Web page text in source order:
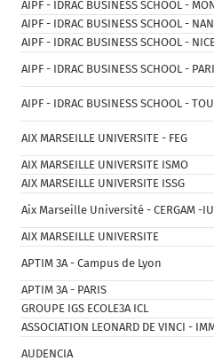
AIPF - IDRAC BUSINESS SCHOOL -
AIPF - IDRAC BUSINESS SCHOOL -
AIPF - IDRAC BUSINESS SCHOOL -
AIPF - IDRAC BUSINESS SCHOOL -
AIPF - IDRAC BUSINESS SCHOOL -
AIX MARSEILLE UNIVERSITE - FEG
AIX MARSEILLE UNIVERSITE ISMO
AIX MARSEILLE UNIVERSITE ISSG
Aix Marseille Université - CERGAM -
AIX MARSEILLE UNIVERSITE
APTIM 3A - Campus de Lyon
APTIM 3A - PARIS
GROUPE IGS ECOLE3A ICL
ASSOCIATION LEONARD DE VINCI -
AUDENCIA